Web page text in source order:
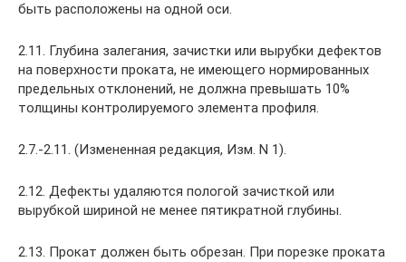
быть расположены на одной оси.
2.11. Глубина залегания, зачистки или вырубки дефектов
на поверхности проката, не имеющего нормированных
предельных отклонений, не должна превышать 10%
толщины контролируемого элемента профиля.
2.7.-2.11. (Измененная редакция, Изм. N 1).
2.12. Дефекты удаляются пологой зачисткой или
вырубкой шириной не менее пятикратной глубины.
2.13. Прокат должен быть обрезан. При порезке проката